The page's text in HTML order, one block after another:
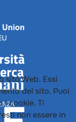
sito Web. Essi
del sito. Puoi
i cookie. Ti
non essere in